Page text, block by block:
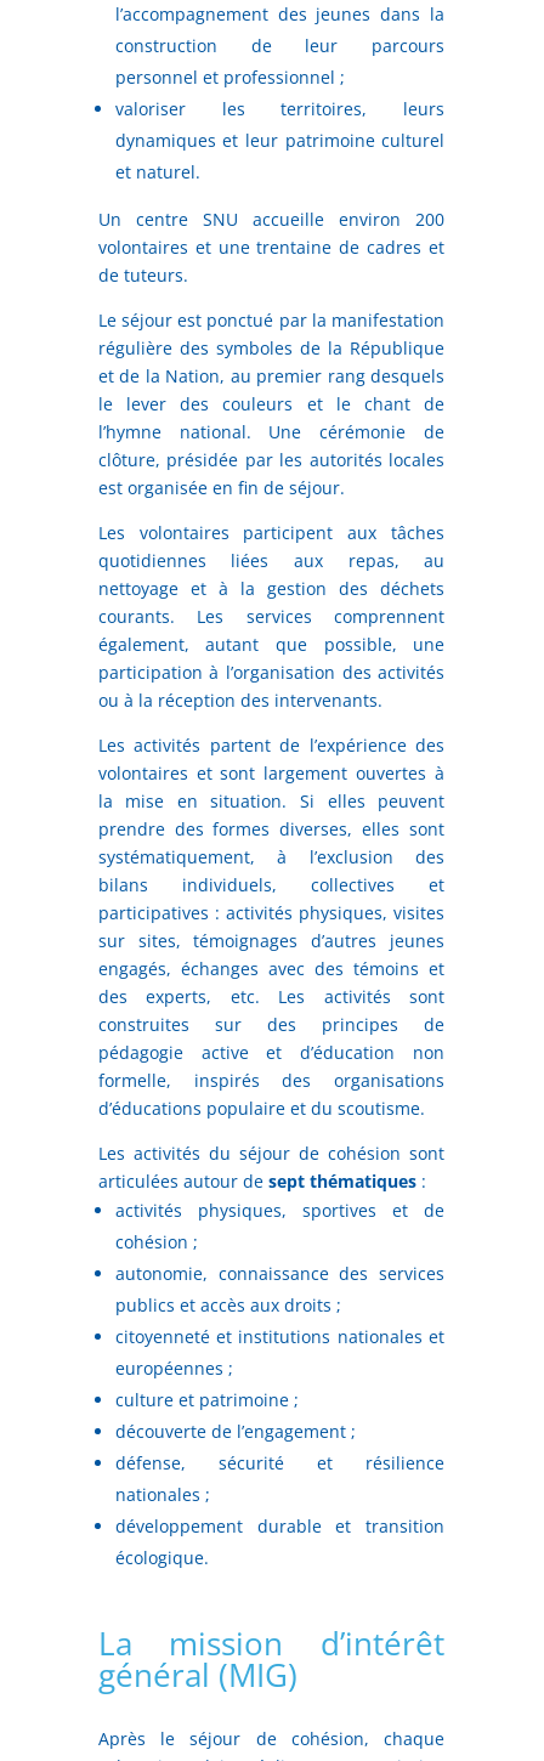
l’accompagnement des jeunes dans la
construction de leur parcours
personnel et professionnel ;
valoriser les territoires, leurs
dynamiques et leur patrimoine culturel
et naturel.
Un centre SNU accueille environ 200
volontaires et une trentaine de cadres et
de tuteurs.
Le séjour est ponctué par la manifestation
régulière des symboles de la République
et de la Nation, au premier rang desquels
le lever des couleurs et le chant de
l’hymne national. Une cérémonie de
clôture, présidée par les autorités locales
est organisée en fin de séjour.
Les volontaires participent aux tâches
quotidiennes liées aux repas, au
nettoyage et à la gestion des déchets
courants. Les services comprennent
également, autant que possible, une
participation à l’organisation des activités
ou à la réception des intervenants.
Les activités partent de l’expérience des
volontaires et sont largement ouvertes à
la mise en situation. Si elles peuvent
prendre des formes diverses, elles sont
systématiquement, à l’exclusion des
bilans individuels, collectives et
participatives : activités physiques, visites
sur sites, témoignages d’autres jeunes
engagés, échanges avec des témoins et
des experts, etc. Les activités sont
construites sur des principes de
pédagogie active et d’éducation non
formelle, inspirés des organisations
d’éducations populaire et du scoutisme.
Les activités du séjour de cohésion sont
articulées autour de sept thématiques:
activités physiques, sportives et de
cohésion ;
autonomie, connaissance des services
publics et accès aux droits ;
citoyenneté et institutions nationales et
européennes ;
culture et patrimoine ;
découverte de l’engagement ;
défense, sécurité et résilience
nationales ;
développement durable et transition
écologique.
La mission d’intérêt
général (MIG)
Après le séjour de cohésion, chaque